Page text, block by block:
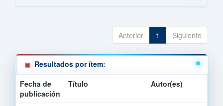
Anterior 1 Siguiente
Resultados por ítem:
Fecha de
publicación
Título Autor(es)